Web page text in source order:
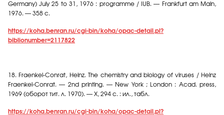
Germany) July 25 to 31, 1976 : programme / IUB. — Frankfurt am Main,
1976. — 358 c.
https://koha.benran.ru/cgi-bin/koha/opac-detail.pl?
biblionumber=2117822
18. Fraenkel-Conrat, Heinz. The chemistry and biology of viruses / Heinz
Fraenkel-Conrat. — 2nd printing. — New York ; London : Acad. press,
1969 (оборот тит. л. 1970). — X, 294 с. : ил., табл.
https://koha.benran.ru/cgi-bin/koha/opac-detail.pl?